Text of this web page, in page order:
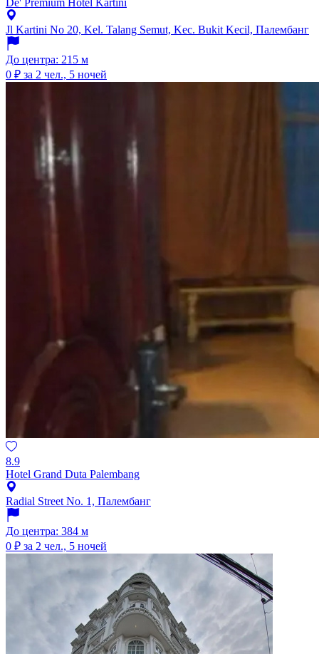
De' Premium Hotel Kartini
Jl Kartini No 20, Kel. Talang Semut, Kec. Bukit Kecil, Палембанг
До центра: 215 м
0 ₽ за 2 чел., 5 ночей
8.9
Hotel Grand Duta Palembang
Radial Street No. 1, Палембанг
До центра: 384 м
0 ₽ за 2 чел., 5 ночей